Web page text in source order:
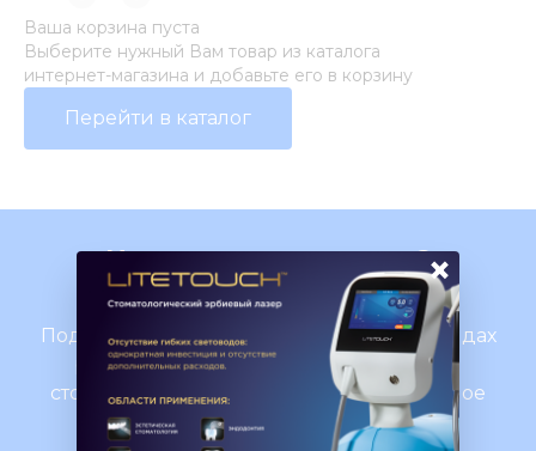
Ваша корзина пуста
Выберите нужный Вам товар из каталога
интернет-магазина и добавьте его в корзину
Перейти в каталог
Нужна консультация?
Подробно расскажем о наших услугах, видах
работ и типовых проектах, рассчитаем
стоимость и подготовим индивидуальное
предложение!
×